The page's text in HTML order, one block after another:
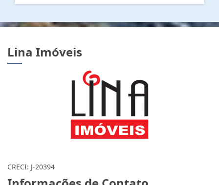
Lina Imóveis
CRECI: J-20394